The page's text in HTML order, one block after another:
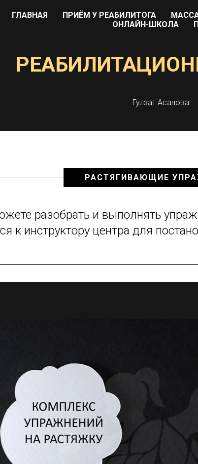
ГЛАВНАЯ ПРИЁМ У РЕАБИЛИТОГА
ОНЛАЙН-ШКОЛА
Гулзат Асанова
РАСТЯГИВАЮЩИЕ
разобрать и выполнять
к инструктору центра для